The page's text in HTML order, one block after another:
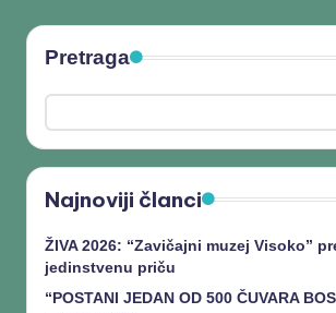
Pretraga
Najnoviji članci
ŽIVA 2026: “Zavičajni muzej Visoko”
jedinstvenu priču
“POSTANI JEDAN OD 500 ČUVARA